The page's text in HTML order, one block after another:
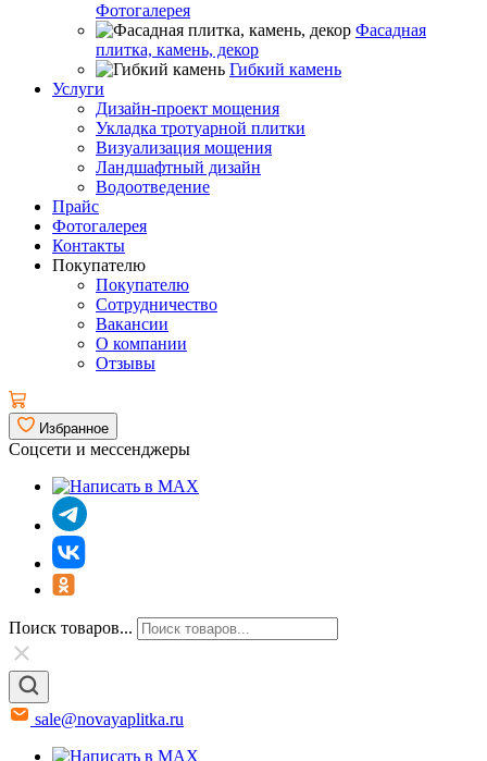
Фотогалерея
Фасадная
плитка, камень, декор
Гибкий камень
Услуги
Дизайн-проект мощения
Укладка тротуарной плитки
Визуализация мощения
Ландшафтный дизайн
Водоотведение
Прайс
Фотогалерея
Контакты
Покупателю
Покупателю
Сотрудничество
Вакансии
О компании
Отзывы
Избранное
Соцсети и мессенджеры
Поиск товаров...
sale@novayaplitka.ru